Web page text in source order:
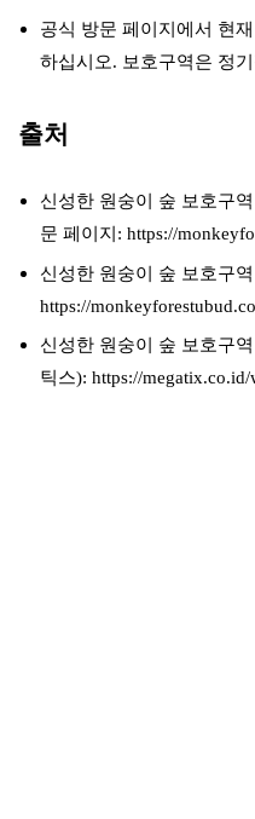
공식 방문 페이지에서 현
하십시오. 보호구역은 정
출처
신성한 원숭이 숲 보호구
문 페이지: https://
신성한 원숭이 숲 보호구
https://
신성한 원숭이 숲 보호구
틱스): https://